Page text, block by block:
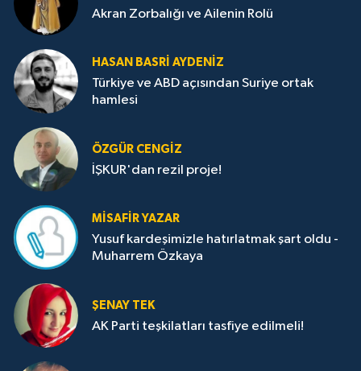
Akran Zorbalığı ve Ailenin Rolü
HASAN BASRI AYDENIZ
Türkiye ve ABD açısından Suriye ortak
hamlesi
ÖZGÜR CENGIZ
İŞKUR'dan rezil proje!
MISAFIR YAZAR
Yusuf kardeşimizle hatırlatmak şart oldu -
Muharrem Özkaya
ŞENAY TEK
AK Parti teşkilatları tasfiye edilmeli!